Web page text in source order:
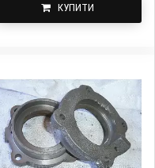
КУПИТИ